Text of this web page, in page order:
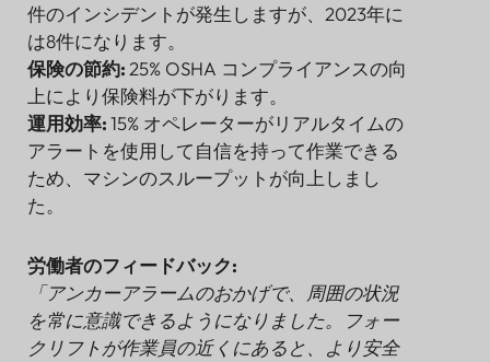
件のインシデントが発生しますが、2023年に
は8件になります。
保険の節約:25% OSHA コンプライアンスの向
上により保険料が下がります。
運用効率:15% オペレーターがリアルタイムの
アラートを使用して自信を持って作業できる
ため、マシンのスループットが向上しまし
た。
労働者のフィードバック:
「アンカーアラームのおかげで、周囲の状況
を常に意識できるようになりました。フォー
クリフトが作業員の近くにあると、より安全